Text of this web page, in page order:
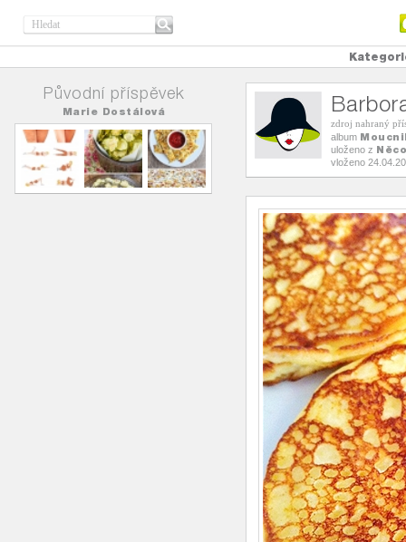
Původní příspěvek
Marie Dostálová
zdroj nahraný
album
uloženo z
vloženo